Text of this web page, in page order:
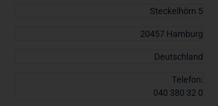
Steckelhörn 5
20457 Hamburg
Deutschland
Telefon:
040 380 32 0